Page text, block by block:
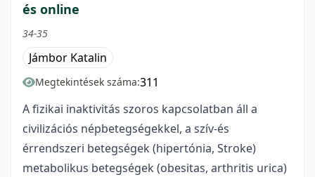
és online
34-35
Jámbor Katalin
Megtekintések száma:311
A fizikai inaktivitás szoros kapcsolatban áll a
civilizációs népbetegségekkel, a szív-és
érrendszeri betegségek (hipertónia, Stroke)
metabolikus betegségek (obesitas, arthritis urica)